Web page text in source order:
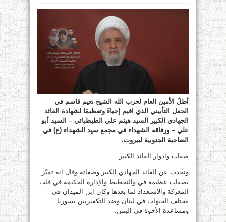
أطلّ الأمين العام لحزب الله الشيخ نعيم قاسم في
الحفل التأبيني الذي اقيم إحياءً وتعظيمًا لشهادة القائد
الجهادي الكبير السيد هيثم علي الطبطبائي – السيد أبو
علي – ورفاقه الشهداء في مجمع سيد الشهداء (ع) في
الضاحية الجنوبية لبيروت.
صفات وادوار القائد الكبير
وتحدث عن القائد الجهادي الكبير وصفاته وقال انه تميّز
بصفات عظيمة في والتخطيط والإدارة الحكيمة في قلب
المعركة والاستعداد لما بعدها وكان ابن الميدان في
مختلف الجبهات في لبنان وضد التكفيريين بسوريا
ومساعدة الأخوة في اليمن.